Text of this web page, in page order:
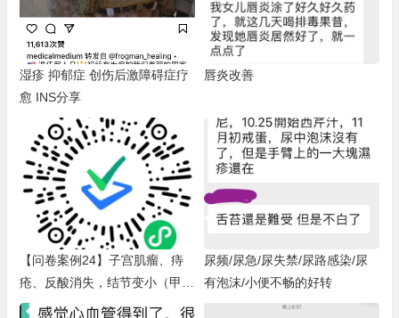
湿疹 抑郁症 创伤后激障碍症疗
愈 INS分享
唇炎改善
【问卷案例24】子宫肌瘤、痔
疮、反酸消失，结节变小（甲状
腺结节，肺结节，乳腺结节），
尿频/尿急/尿失禁/尿路感染/尿
有泡沫/小便不畅的好转